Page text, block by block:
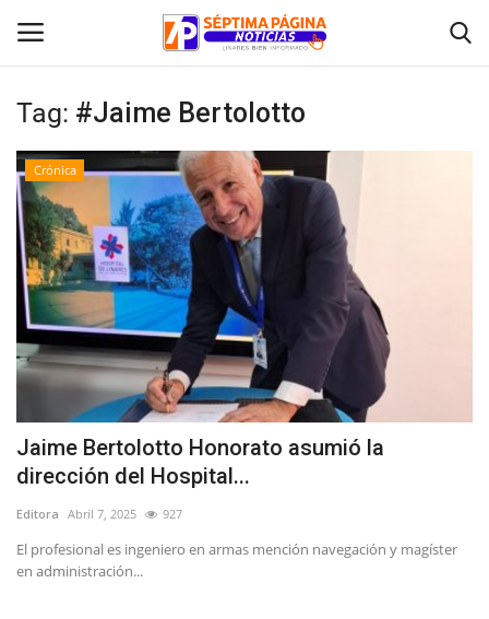
Inicio
Crónica
Policial
Tribunales
Deporte
Política
Espectáculos
Tag: #Jaime Bertolotto
Crónica
Jaime Bertolotto Honorato asumió la
dirección del Hospital...
Editora Abril 7, 2025 927
El profesional es ingeniero en armas mención navegación y magíster
en administración...